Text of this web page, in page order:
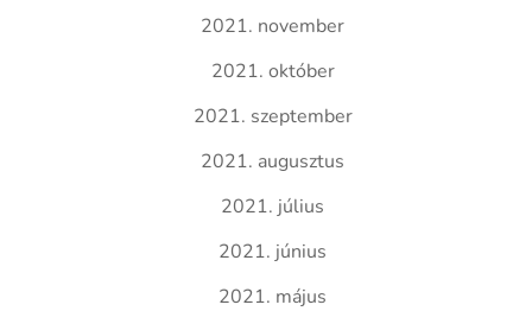
2021. november
2021. október
2021. szeptember
2021. augusztus
2021. július
2021. június
2021. május